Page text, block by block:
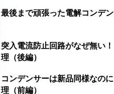
最後まで頑張った電解コンデ
突入電流防止回路がなぜ無い
理（後編）
コンデンサーは新品同様なの
理（前編）